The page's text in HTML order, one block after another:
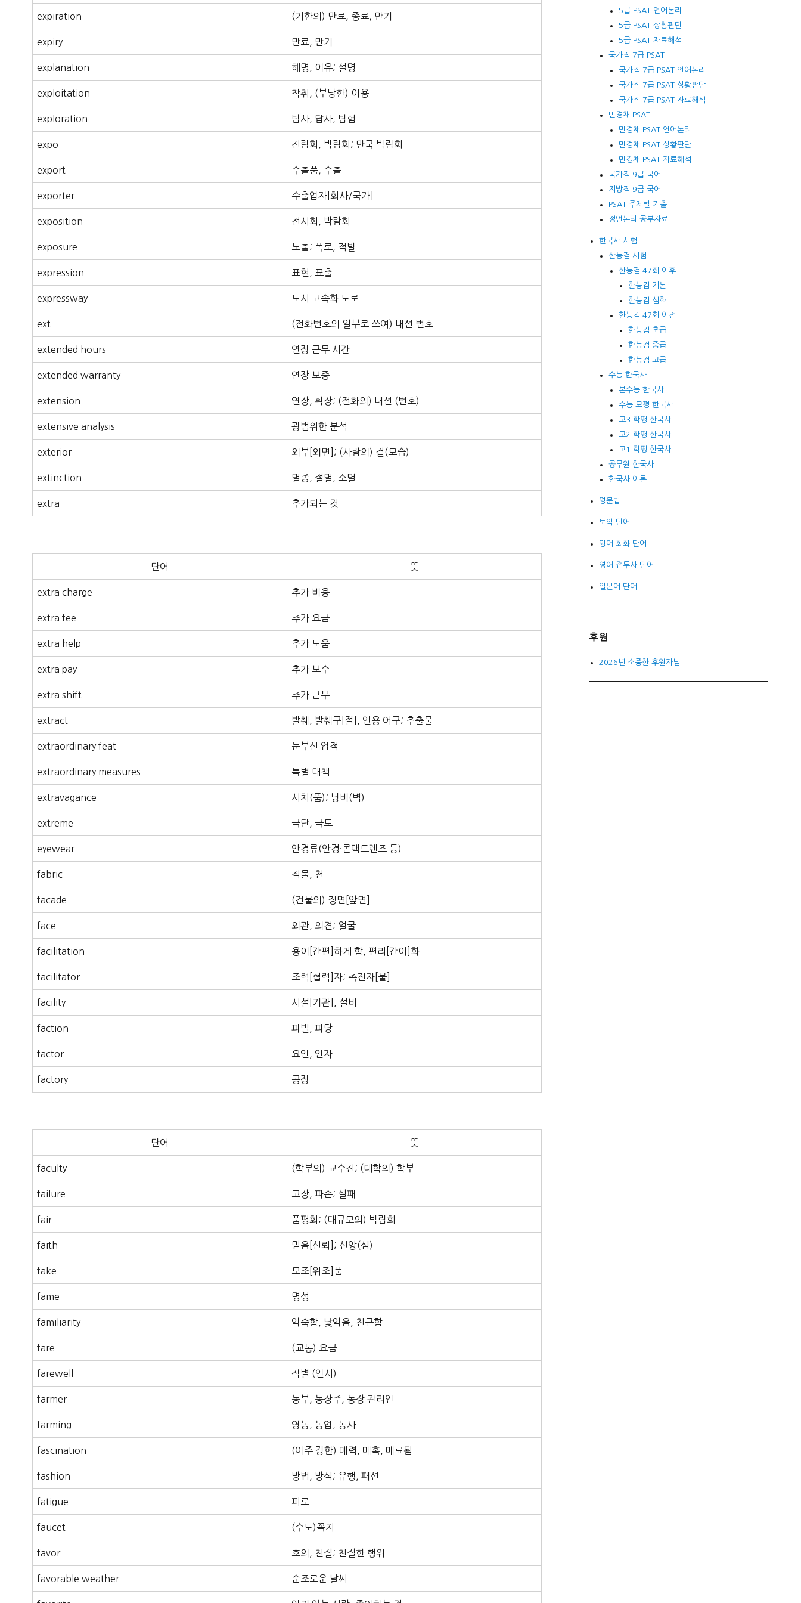
expiration (기한의) 만료, 종료, 만기
expiry 만료, 만기
explanation 해명, 이유; 설명
exploitation 착취, (부당한) 이용
exploration 탐사, 답사, 탐험
expo 전람회, 박람회; 만국 박람회
export 수출품, 수출
exporter 수출업자[회사/국가]
exposition 전시회, 박람회
exposure 노출; 폭로, 적발
expression 표현, 표출
expressway 도시 고속화 도로
ext (전화번호의 일부로 쓰여) 내선 번호
extended hours 연장 근무 시간
extended warranty 연장 보증
extension 연장, 확장; (전화의) 내선 (번호)
extensive analysis 광범위한 분석
exterior 외부[외면]; (사람의) 겉(모습)
extinction 멸종, 절멸, 소멸
extra 추가되는 것
단어 뜻
extra charge 추가 비용
extra fee 추가 요금
extra help 추가 도움
extra pay 추가 보수
extra shift 추가 근무
extract 발췌, 발췌구[절], 인용 어구; 추출물
extraordinary feat 눈부신 업적
extraordinary measures 특별 대책
extravagance 사치(품); 낭비(벽)
extreme 극단, 극도
eyewear 안경류(안경·콘택트렌즈 등)
fabric 직물, 천
facade (건물의) 정면[앞면]
face 외관, 외견; 얼굴
facilitation 용이[간편]하게 함, 편리[간이]화
facilitator 조력[협력]자; 촉진자[물]
facility 시설[기관], 설비
faction 파벌, 파당
factor 요인, 인자
factory 공장
단어 뜻
faculty (학부의) 교수진; (대학의) 학부
failure 고장, 파손; 실패
fair 품평회; (대규모의) 박람회
faith 믿음[신뢰]; 신앙(심)
fake 모조[위조]품
fame 명성
familiarity 익숙함, 낯익음, 친근함
fare (교통) 요금
farewell 작별 (인사)
farmer 농부, 농장주, 농장 관리인
farming 영농, 농업, 농사
fascination (아주 강한) 매력, 매혹, 매료됨
fashion 방법, 방식; 유행, 패션
fatigue 피로
faucet (수도)꼭지
favor 호의, 친절; 친절한 행위
favorable weather 순조로운 날씨
5급 PSAT 언어논리
5급 PSAT 상황판단
5급 PSAT 자료해석
국가직 7급 PSAT
국가직 7급 PSAT 언어논리
국가직 7급 PSAT 상황판단
국가직 7급 PSAT 자료해석
민경채 PSAT
민경채 PSAT 언어논리
민경채 PSAT 상황판단
민경채 PSAT 자료해석
국가직 9급 국어
지방직 9급 국어
PSAT 주제별 기출
정언논리 공부자료
한국사 시험
한능검 시험
한능검 47회 이후
한능검 기본
한능검 심화
한능검 47회 이전
한능검 초급
한능검 중급
한능검 고급
수능 한국사
본수능 한국사
수능 모평 한국사
고3 학평 한국사
고2 학평 한국사
고1 학평 한국사
공무원 한국사
한국사 이론
영문법
토익 단어
영어 회화 단어
영어 접두사 단어
일본어 단어
후원
2026년 소중한 후원자님